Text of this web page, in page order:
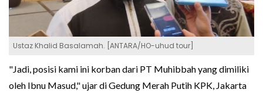
Ustaz Khalid Basalamah. [ANTARA/HO-uhud tour]
"Jadi, posisi kami ini korban dari PT Muhibbah yang dimiliki
oleh Ibnu Masud," ujar di Gedung Merah Putih KPK, Jakarta